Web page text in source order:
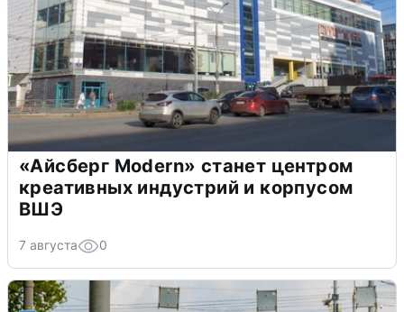
«Айсберг Modern» станет центром
креативных индустрий и корпусом
ВШЭ
7 августа 0